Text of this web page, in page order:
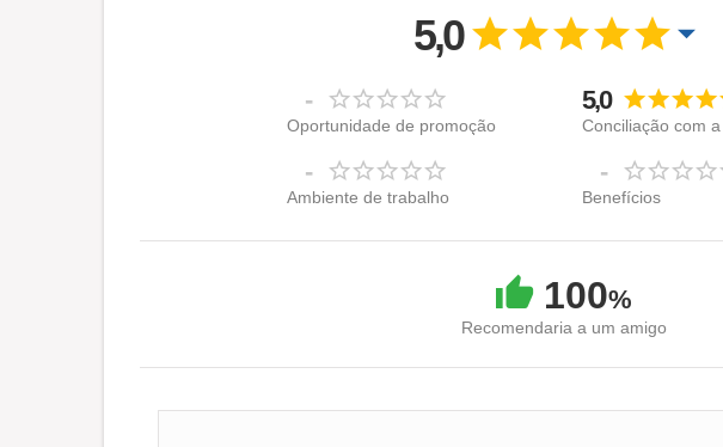
5,0
-
Oportunidade de promoção
5,0
Conciliação com
-
Ambiente de trabalho
-
Benefícios
100%
Recomendaria a um amigo